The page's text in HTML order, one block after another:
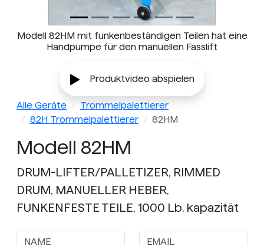
Modell 82HM mit funkenbeständigen Teilen hat eine
Handpumpe für den manuellen Fasslift
Produktvideo abspielen
Alle Geräte
Trommelpalettierer
82H Trommelpalettierer
82HM
Modell 82HM
DRUM-LIFTER/PALLETIZER, RIMMED
DRUM, MANUELLER HEBER,
FUNKENFESTE TEILE, 1000 Lb. kapazität